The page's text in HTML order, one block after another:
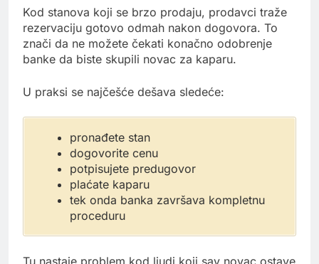
Kod stanova koji se brzo prodaju, prodavci traže
rezervaciju gotovo odmah nakon dogovora. To
znači da ne možete čekati konačno odobrenje
banke da biste skupili novac za kaparu.
U praksi se najčešće dešava sledeće:
pronađete stan
dogovorite cenu
potpisujete predugovor
plaćate kaparu
tek onda banka završava kompletnu
proceduru
Tu nastaje problem kod ljudi koji sav novac ostave